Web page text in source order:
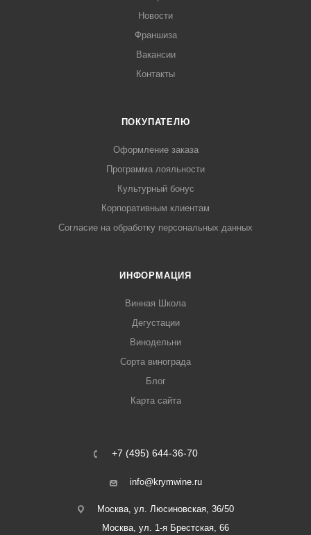
Новости
Франшиза
Вакансии
Контакты
ПОКУПАТЕЛЮ
Оформление заказа
Программа лояльности
Культурный бонус
Корпоративным клиентам
Согласие на обработку персональных данных
ИНФОРМАЦИЯ
Винная Школа
Дегустации
Винодельни
Сорта винограда
Блог
Карта сайта
+7 (495) 644-36-70
info@krymwine.ru
Москва, ул. Люсиновская, 36/50
Москва, ул. 1-я Брестская, 66